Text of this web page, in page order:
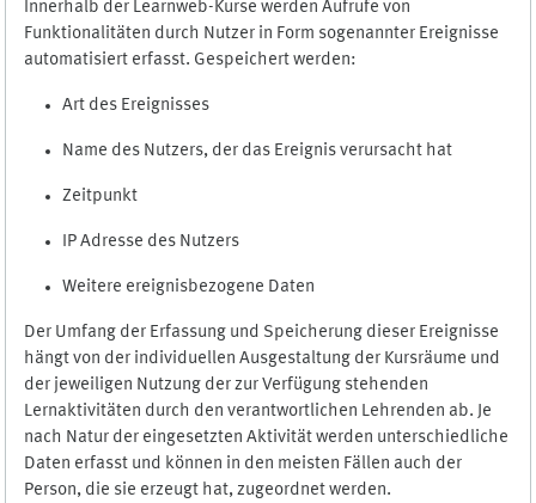
Innerhalb der Learnweb-Kurse werden Aufrufe von
Funktionalitäten durch Nutzer in Form sogenannter Ereignisse
automatisiert erfasst. Gespeichert werden:
Art des Ereignisses
Name des Nutzers, der das Ereignis verursacht hat
Zeitpunkt
IP Adresse des Nutzers
Weitere ereignisbezogene Daten
Der Umfang der Erfassung und Speicherung dieser Ereignisse
hängt von der individuellen Ausgestaltung der Kursräume und
der jeweiligen Nutzung der zur Verfügung stehenden
Lernaktivitäten durch den verantwortlichen Lehrenden ab. Je
nach Natur der eingesetzten Aktivität werden unterschiedliche
Daten erfasst und können in den meisten Fällen auch der
Person, die sie erzeugt hat, zugeordnet werden.